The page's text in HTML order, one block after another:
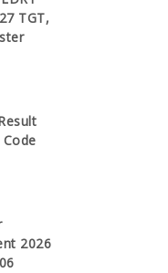
TGT,
2026